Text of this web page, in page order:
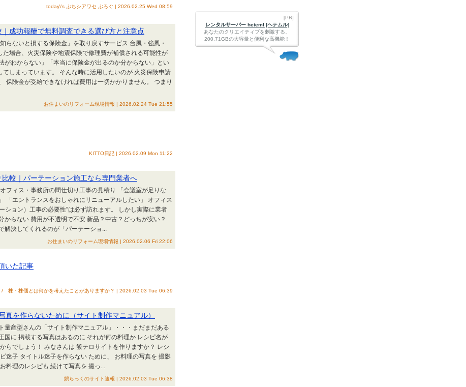
today\'s ぷちシアワセ ぶろぐ | 2026.02.25 Wed 08:59
成功報酬で無料調査できる選び方と注意点
らないと損する保険金」を取り戻すサービス 台風・強風・
場合、火災保険や地震保険で修理費が補償される可能性が
がわからない」「本当に保険金が出るのか分からない」とい
しまっています。 そんな時に活用したいのが 火災保険申請
保険金が受給できなければ費用は一切かかりません。 つまり
お住まいのリフォーム現場情報 | 2026.02.24 Tue 21:55
KITTO日記 | 2026.02.09 Mon 11:22
較｜パーテーション施工なら専門業者へ
フィス・事務所の間仕切り工事の見積り 「会議室が足りな
「エントランスをおしゃれにリニューアルしたい」 オフィス
ション）工事の必要性”は必ず訪れます。 しかし実際に業者
らない 費用が不透明で不安 新品？中古？どっちが安い？
解決してくれるのが「パーテーショ...
お住まいのリフォーム現場情報 | 2026.02.06 Fri 22:06
いた記事
/ 株・株価とは何かを考えたことがありますか？ | 2026.02.03 Tue 06:39
を作らないために（サイト制作マニュアル）
産型さんの「サイト制作マニュアル」・・・まだまだある
に 掲載する写真はあるのに それが何の料理か レシピ名が
らでしょう！ みなさんは 飯テロサイトを作りますか？ レシ
迷子 タイトル迷子を作らない ために、 お料理の写真を 撮影
料理のレシピも 続けて写真を 撮っ...
娯らっくのサイト速報 | 2026.02.03 Tue 06:38
[PR]
レンタルサーバー heteml [ヘテムル]
あなたのクリエイティブを刺激する、
200.71GBの大容量と便利な高機能！